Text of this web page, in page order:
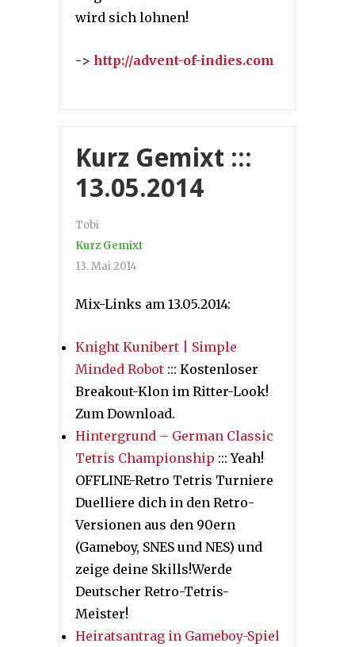
wird sich lohnen!
-> http://advent-of-indies.com
Kurz Gemixt :::
13.05.2014
Tobi
Kurz Gemixt
13. Mai 2014
Mix-Links am 13.05.2014:
Knight Kunibert | Simple
Minded Robot ::: Kostenloser
Breakout-Klon im Ritter-Look!
Zum Download.
Hintergrund – German Classic
Tetris Championship ::: Yeah!
OFFLINE-Retro Tetris Turniere
Duelliere dich in den Retro-
Versionen aus den 90ern
(Gameboy, SNES und NES) und
zeige deine Skills!Werde
Deutscher Retro-Tetris-
Meister!
Heiratsantrag in Gameboy-Spiel